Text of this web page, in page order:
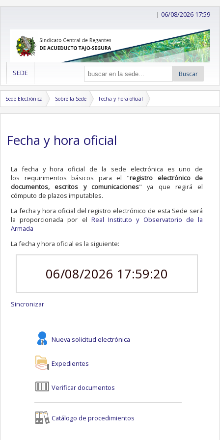
|06/08/2026 17:59
SEDE Buscar
Sede Electrónica Sobre la Sede Fecha y hora oficial
Fecha y hora oficial
La fecha y hora oficial de la sede electrónica es uno de
los requirimentos básicos para el "registro electrónico de
documentos, escritos y comunicaciones" ya que regirá el
cómputo de plazos imputables.
La fecha y hora oficial del registro electrónico de esta Sede será
la proporcionada por el Real Instituto y Observatorio de la
Armada
La fecha y hora oficial es la siguiente:
06/08/2026 17:59:21
Sincronizar
Nueva solicitud electrónica
Expedientes
Verificar documentos
Catálogo de procedimientos